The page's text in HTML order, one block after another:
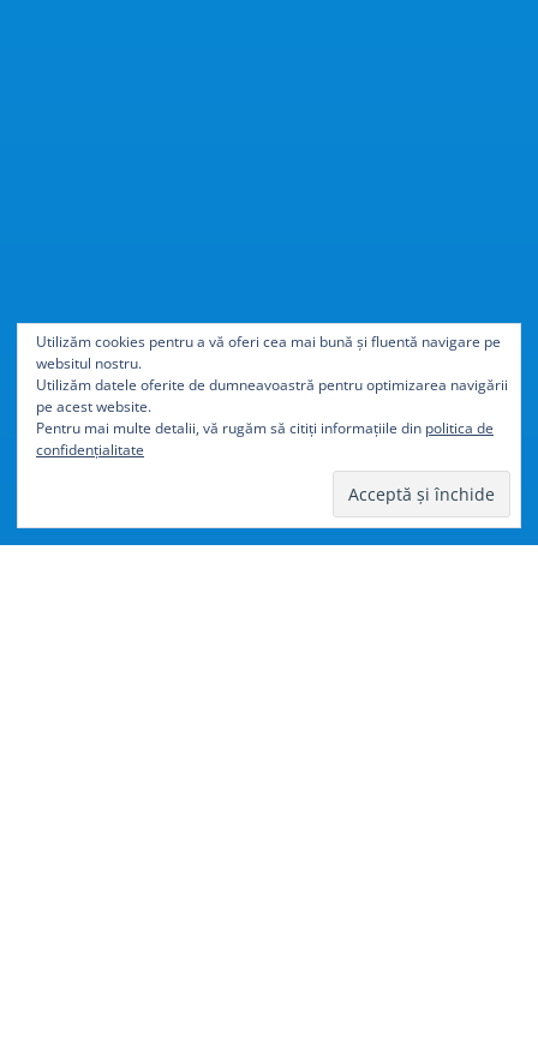
Cu40% mai ușordecât
aluminiul
Utilizăm cookies pentru a vă oferi cea mai bună și fluentă navigare pe
websitul nostru.
Utilizăm datele oferite de dumneavoastră pentru optimizarea navigării
pe acest website.
Pentru mai multe detalii, vă rugăm să citiți informațiile din politica de
confidențialitate